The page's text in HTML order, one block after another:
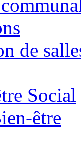
de
Social
être